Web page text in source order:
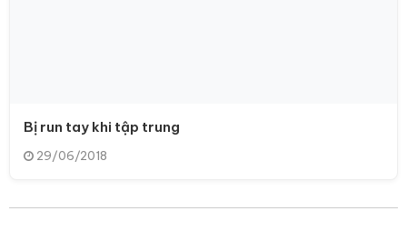
Bị run tay khi tập trung
29/06/2018